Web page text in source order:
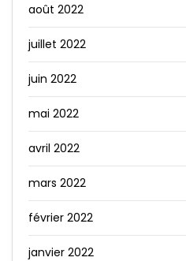
août 2022
juillet 2022
juin 2022
mai 2022
avril 2022
mars 2022
février 2022
janvier 2022